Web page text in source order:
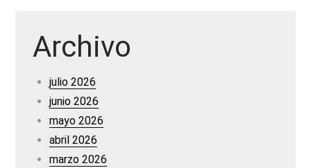
Archivo
julio 2026
junio 2026
mayo 2026
abril 2026
marzo 2026